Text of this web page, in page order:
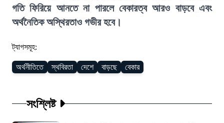
গতি ফিরিয়ে আনতে না পারলে বেকারত্ব আরও বাড়বে এবং
অর্থনৈতিক অস্থিরতাও গভীর হবে।
ট্যাগসমূহ:
অর্থনীতিতে স্থবিরতা দেশে বাড়ছে বেকার
সংশ্লিষ্ট